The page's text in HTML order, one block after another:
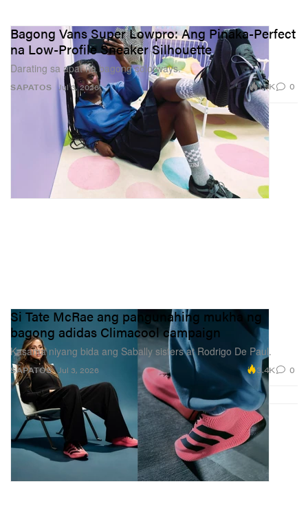
SAPATOS
Bagong Vans Super Lowpro: Ang Pinaka-Perfect
na Low-Profile Sneaker Silhouette
Darating sa apat na bagong colorways.
Jul 3, 2026 1.9K 0
SAPATOS
Si Tate McRae ang pangunahing mukha ng
bagong adidas Climacool campaign
Kasama niyang bida ang Sabally sisters at Rodrigo De Paul.
Jul 3, 2026 3.4K 0